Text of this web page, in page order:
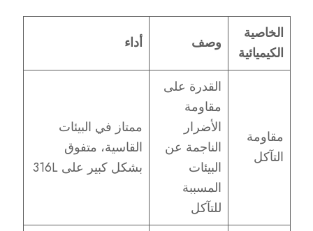
الخاصية
الكيميائية
وصف أداء
مقاومة
التآكل
القدرة على
مقاومة
الأضرار
الناجمة عن
البيئات
المسببة
للتآكل
ممتاز في البيئات
القاسية، متفوق
بشكل كبير على 316L